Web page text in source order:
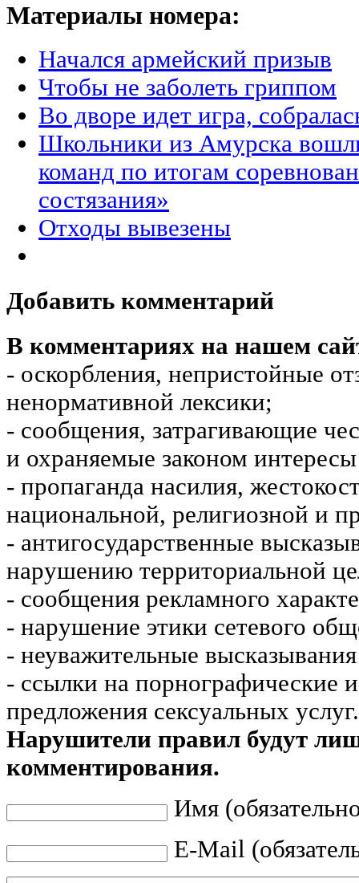
Материалы номера:
Начался армейский призыв
Чтобы не заболеть гриппом
Во дворе идет игра,
Школьники из Амурска
команд по итогам
состязания»
Отходы вывезены
Добавить комментарий
В комментариях на нашем
- оскорбления, непристойные
ненормативной лексики;
- сообщения, затрагивающие
и охраняемые законом
- пропаганда насилия,
национальной, религиозной и
- антигосударственные
нарушению территориальной
- сообщения рекламного
- нарушение этики сетевого
- неуважительные
- ссылки на порнографические
предложения сексуальных услуг.
Нарушители правил будут
комментирования.
Имя
E-Mail